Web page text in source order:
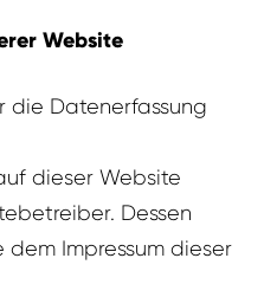
Website
die Datenerfassung
dieser Website
Dessen
dem Impressum dieser